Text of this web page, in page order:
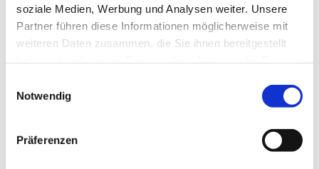
soziale Medien, Werbung und Analysen weiter. Unsere
Partner führen diese Informationen möglicherweise mit
weiteren Daten zusammen, die Sie ihnen bereitgestellt
Notwendig
Präferenzen
St. Joseph Gemeindehaus,